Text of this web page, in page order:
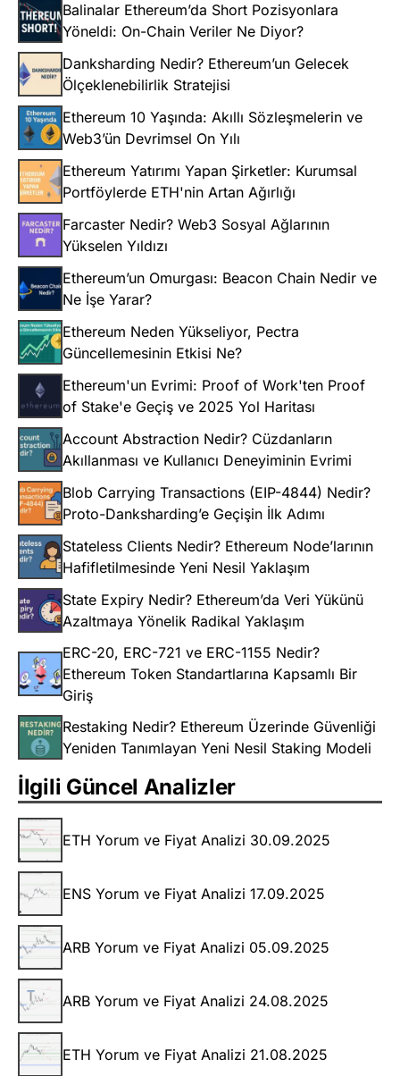
Balinalar Ethereum’da Short Pozisyonlara
Yöneldi: On-Chain Veriler Ne Diyor?
Danksharding Nedir? Ethereum’un Gelecek
Ölçeklenebilirlik Stratejisi
Ethereum 10 Yaşında: Akıllı Sözleşmelerin ve
Web3’ün Devrimsel On Yılı
Ethereum Yatırımı Yapan Şirketler: Kurumsal
Portföylerde ETH'nin Artan Ağırlığı
Farcaster Nedir? Web3 Sosyal Ağlarının
Yükselen Yıldızı
Ethereum’un Omurgası: Beacon Chain Nedir ve
Ne İşe Yarar?
Ethereum Neden Yükseliyor, Pectra
Güncellemesinin Etkisi Ne?
Ethereum'un Evrimi: Proof of Work'ten Proof
of Stake'e Geçiş ve 2025 Yol Haritası
Account Abstraction Nedir? Cüzdanların
Akıllanması ve Kullanıcı Deneyiminin Evrimi
Blob Carrying Transactions (EIP-4844) Nedir?
Proto-Danksharding’e Geçişin İlk Adımı
Stateless Clients Nedir? Ethereum Node’larının
Hafifletilmesinde Yeni Nesil Yaklaşım
State Expiry Nedir? Ethereum’da Veri Yükünü
Azaltmaya Yönelik Radikal Yaklaşım
ERC-20, ERC-721 ve ERC-1155 Nedir?
Ethereum Token Standartlarına Kapsamlı Bir
Giriş
Restaking Nedir? Ethereum Üzerinde Güvenliği
Yeniden Tanımlayan Yeni Nesil Staking Modeli
İlgili Güncel Analizler
ETH Yorum ve Fiyat Analizi 30.09.2025
ENS Yorum ve Fiyat Analizi 17.09.2025
ARB Yorum ve Fiyat Analizi 05.09.2025
ARB Yorum ve Fiyat Analizi 24.08.2025
ETH Yorum ve Fiyat Analizi 21.08.2025